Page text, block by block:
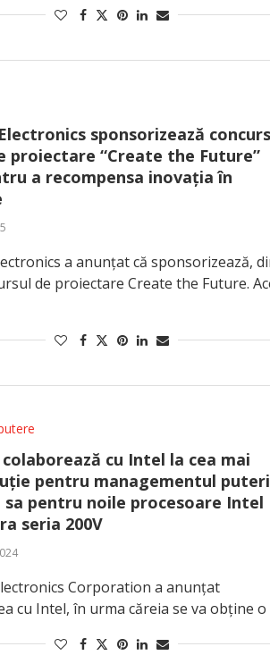
sponsorizează
proiectare “Create the Future”
a recompensa inovația în
a anunțat că sponsorizează,
de proiectare Create the Future.
colaborează cu Intel la cea mai
pentru managementul
sa pentru noile procesoare Intel
seria 200V
Corporation a anunțat
cu Intel, în urma căreia se va obține